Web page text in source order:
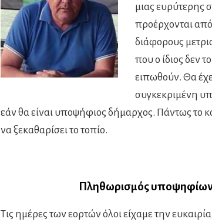
μιας ευρύτερης
προέρχονται
διάφορους
που ο ίδιος δεν
ειπωθούν. Θα
συγκεκριμένη
εάν θα είναι υποψήφιος δήμαρχος. Πάντως το
να ξεκαθαρίσει το τοπίο.
Πληθωρισμός
Τις ημέρες των εορτών όλοι είχαμε την